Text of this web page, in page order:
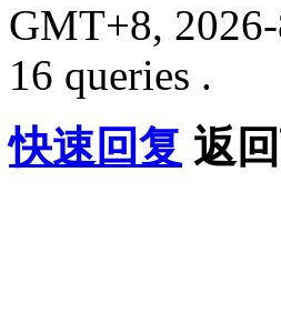
GMT+8,
16 queries .
快速回复 返